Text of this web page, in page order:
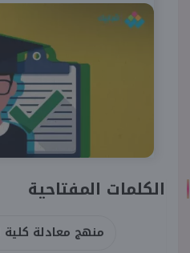
الكلمات المفتاحية
منهج معادلة كلية